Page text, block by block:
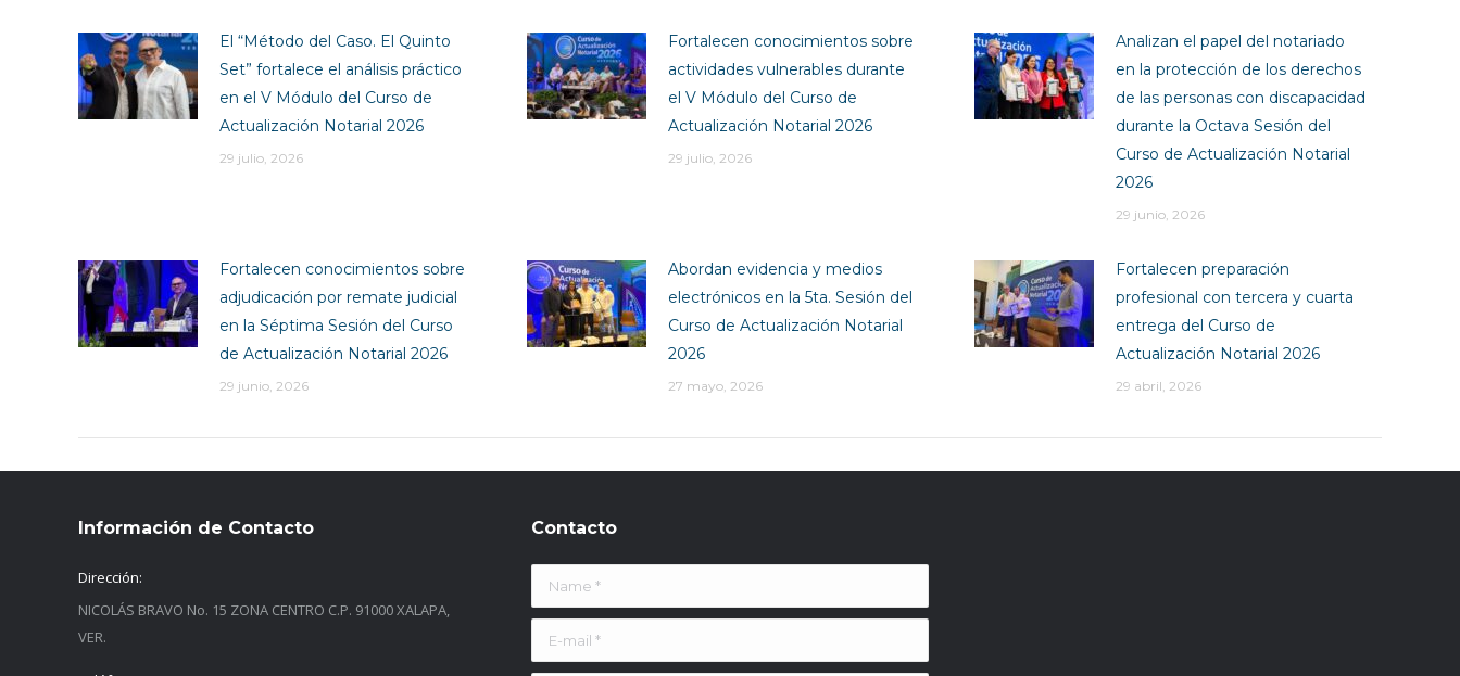
El “Método del Caso. El Quinto
Set” fortalece el análisis práctico
en el V Módulo del Curso de
Actualización Notarial 2026
29 julio, 2026
Fortalecen conocimientos sobre
actividades vulnerables durante
el V Módulo del Curso de
Actualización Notarial 2026
29 julio, 2026
Analizan el papel del notariado
en la protección de los derechos
de las personas con discapacidad
durante la Octava Sesión del
Curso de Actualización Notarial
2026
29 junio, 2026
Fortalecen conocimientos sobre
adjudicación por remate judicial
en la Séptima Sesión del Curso
de Actualización Notarial 2026
29 junio, 2026
Abordan evidencia y medios
electrónicos en la 5ta. Sesión del
Curso de Actualización Notarial
2026
27 mayo, 2026
Fortalecen preparación
profesional con tercera y cuarta
entrega del Curso de
Actualización Notarial 2026
29 abril, 2026
Información de Contacto
Dirección:
NICOLÁS BRAVO No. 15 ZONA CENTRO C.P. 91000 XALAPA,
VER.
Contacto
Name *
E-mail *